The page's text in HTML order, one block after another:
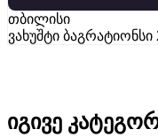
თბილისი
ვახუშტი
იგივე